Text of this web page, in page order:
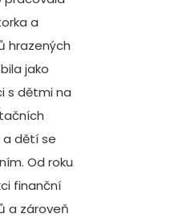
a
hrazených
jako
s dětmi na
dětí se
Od roku
finanční
a zároveň